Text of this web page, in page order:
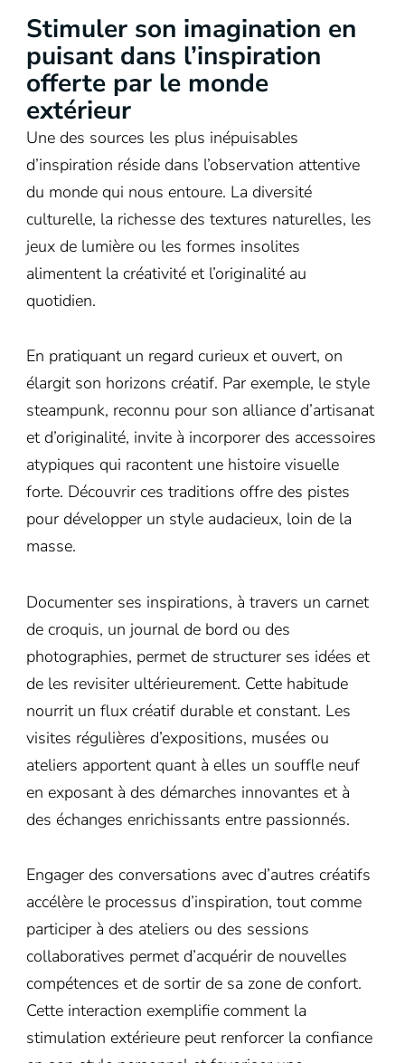
Stimuler son imagination en
puisant dans l’inspiration
offerte par le monde
extérieur
Une des sources les plus inépuisables
d’inspiration réside dans l’observation attentive
du monde qui nous entoure. La diversité
culturelle, la richesse des textures naturelles, les
jeux de lumière ou les formes insolites
alimentent la créativité et l’originalité au
quotidien.
En pratiquant un regard curieux et ouvert, on
élargit son horizons créatif. Par exemple, le style
steampunk, reconnu pour son alliance d’artisanat
et d’originalité, invite à incorporer des accessoires
atypiques qui racontent une histoire visuelle
forte. Découvrir ces traditions offre des pistes
pour développer un style audacieux, loin de la
masse.
Documenter ses inspirations, à travers un carnet
de croquis, un journal de bord ou des
photographies, permet de structurer ses idées et
de les revisiter ultérieurement. Cette habitude
nourrit un flux créatif durable et constant. Les
visites régulières d’expositions, musées ou
ateliers apportent quant à elles un souffle neuf
en exposant à des démarches innovantes et à
des échanges enrichissants entre passionnés.
Engager des conversations avec d’autres créatifs
accélère le processus d’inspiration, tout comme
participer à des ateliers ou des sessions
collaboratives permet d’acquérir de nouvelles
compétences et de sortir de sa zone de confort.
Cette interaction exemplifie comment la
stimulation extérieure peut renforcer la confiance